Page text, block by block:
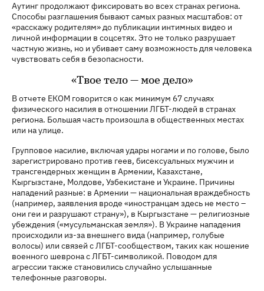
Аутинг продолжают фиксировать во всех странах региона.
Способы разглашения бывают самых разных масштабов: от
«расскажу родителям» до публикации интимных видео и
личной информации в соцсетях. Это не только разрушает
частную жизнь, но и убивает саму возможность для человека
чувствовать себя в безопасности.
«Твое тело — мое дело»
В отчете ЕКОМ говорится о как минимум 67 случаях
физического насилия в отношении ЛГБТ-людей в странах
региона. Большая часть произошла в общественных местах
или на улице.
Групповое насилие, включая удары ногами и по голове, было
зарегистрировано против геев, бисексуальных мужчин и
трансгендерных женщин в Армении, Казахстане,
Кыргызстане, Молдове, Узбекистане и Украине. Причины
нападений разные: в Армении — национальная враждебность
(например, заявления вроде «иностранцам здесь не место –
они геи и разрушают страну»), в Кыргызстане — религиозные
убеждения («мусульманская земля»). В Украине нападения
происходили из-за внешнего вида (например, голубые
волосы) или связей с ЛГБТ-сообществом, таких как ношение
военного шеврона с ЛГБТ-символикой. Поводом для
агрессии также становились случайно услышанные
телефонные разговоры.